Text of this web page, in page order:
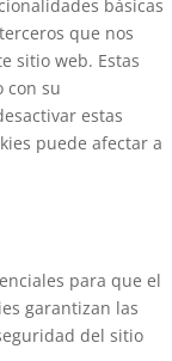
básicas
que nos
sitio web. Estas
con su
estas
puede afectar a
para que el
garantizan las
del sitio